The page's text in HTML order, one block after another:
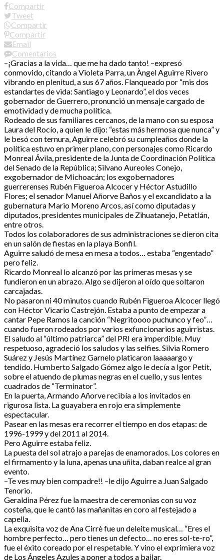
Compartir
Tweet
Compartir
Compartir
Email
Comentarios
–¡Gracias a la vida… que me ha dado tanto! –expresó
conmovido, citando a Violeta Parra, un Àngel Aguirre Rivero
vibrando en plenitud, a sus 67 años. Flanqueado por “mis dos
estandartes de vida: Santiago y Leonardo”, el dos veces
gobernador de Guerrero, pronunció un mensaje cargado de
emotividad y de mucha política.
Rodeado de sus familiares cercanos, de la mano con su esposa
Laura del Rocío, a quien le dijo: “estas más hermosa que nunca” y
le besó con ternura, Aguirre celebró su cumpleaños donde la
política estuvo en primer plano, con personajes como Ricardo
Monreal Ávila, presidente de la Junta de Coordinación Política
del Senado de la República; Silvano Aureoles Conejo,
exgobernador de Michoacán; los exgobernadores
guerrerenses Rubén Figueroa Alcocer y Héctor Astudillo
Flores; el senador Manuel Añorve Baños y el excandidato a la
gubernatura Mario Moreno Arcos, así como diputadas y
diputados, presidentes municipales de Zihuatanejo, Petatlán,
entre otros.
Todos los colaboradores de sus administraciones se dieron cita
en un salón de fiestas en la playa Bonfil.
Aguirre saludó de mesa en mesa a todos… estaba “engentado”
pero feliz.
Ricardo Monreal lo alcanzó por las primeras mesas y se
fundieron en un abrazo. Algo se dijeron al oído que soltaron
carcajadas.
No pasaron ni 40 minutos cuando Rubén Figueroa Alcocer llegó
con Héctor Vicario Castrejón. Estaba a punto de empezar a
cantar Pepe Ramos la canción “Negritoooo puchunco y feo”…
cuando fueron rodeados por varios exfuncionarios aguirristas.
El saludo al “último patriarca” del PRI era imperdible. Muy
respetuoso, agradeció los saludos y las selfies. Silvia Romero
Suárez y Jesús Martínez Garnelo platicaron laaaaargo y
tendido. Humberto Salgado Gómez algo le decía a Igor Petit,
sobre el atuendo de plumas negras en el cuello, y sus lentes
cuadrados de “Terminator”.
En la puerta, Armando Añorve recibía a los invitados en
rigurosa lista. La guayabera en rojo era simplemente
espectacular.
Pasear en las mesas era recorrer el tiempo en dos etapas: de
1996-1999 y del 2011 al 2014.
Pero Aguirre estaba feliz.
La puesta del sol atrajo a parejas de enamorados. Los colores en
el firmamento y la luna, apenas una uñita, daban realce al gran
evento.
–Te ves muy bien compadre!! –le dijo Aguirre a Juan Salgado
Tenorio.
Geraldina Pérez fue la maestra de ceremonias con su voz
costeña, que le cantó las mañanitas en coro al festejado a
capella.
La exquisita voz de Ana Cirrè fue un deleite musical… “Eres el
hombre perfecto… pero tienes un defecto… no eres sol-te-ro”,
fue el éxito coreado por el respetable. Y vino el exprimiera voz
de Los Ángeles Azules a poner a todos a bailar.